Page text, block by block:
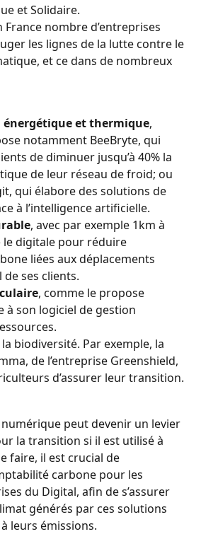
et Solidaire.
nombre d’entreprises
les lignes de la lutte contre le
et ce dans de nombreux
énergétique et thermique,
notamment BeeBryte, qui
de diminuer jusqu’à 40% la
de leur réseau de froid; ou
qui élabore des solutions de
à l’intelligence artificielle.
, avec par exemple 1km à
le digitale pour réduire
liées aux déplacements
ses clients.
, comme le propose
à son logiciel de gestion
biodiversité. Par exemple, la
de l’entreprise Greenshield,
d’assurer leur transition.
peut devenir un levier
la transition si il est utilisé à
faire, il est crucial de
carbone pour les
du Digital, afin de s’assurer
générés par ces solutions
leurs émissions.